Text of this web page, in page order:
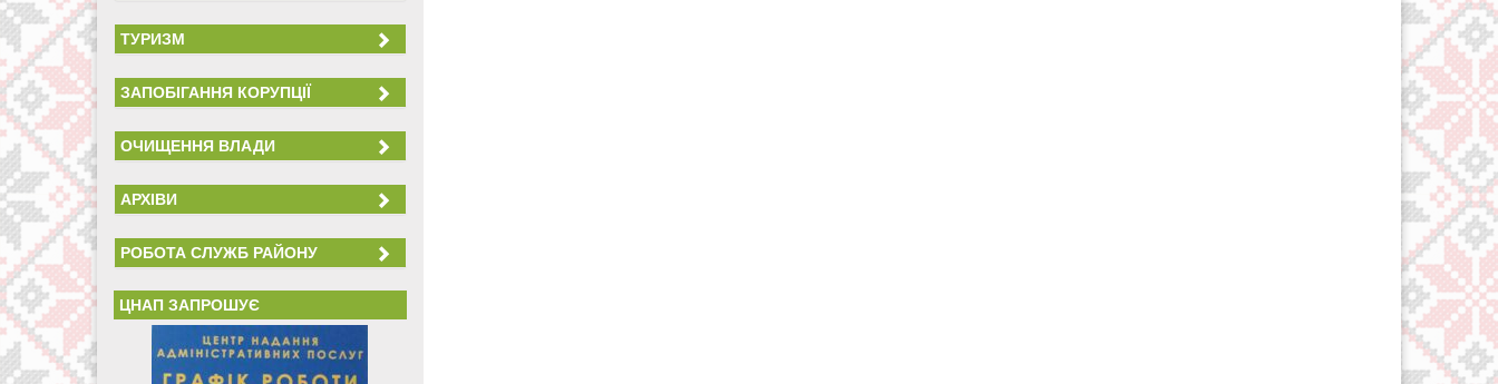
ТУРИЗМ
ЗАПОБІГАННЯ КОРУПЦІЇ
ОЧИЩЕННЯ ВЛАДИ
АРХІВИ
РОБОТА СЛУЖБ РАЙОНУ
ЦНАП ЗАПРОШУЄ